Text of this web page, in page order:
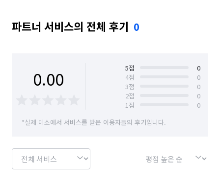
파트너 서비스의 전체 후기 0
0.00 5점
0
4점
0
3점
0
2점
0
1점
0
*실제 미소에서 서비스를 받은 이용자들의 후기입니다.